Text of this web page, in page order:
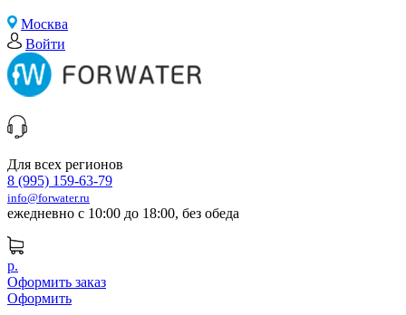
Москва
Войти
Для всех регионов
8 (995) 159-63-79
info@forwater.ru
ежедневно с 10:00 до 18:00, без обеда
р.
Оформить заказ
Оформить